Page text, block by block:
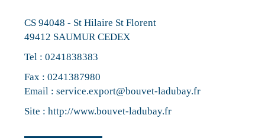
CS 94048 - St Hilaire St Florent
49412 SAUMUR CEDEX
Tel :0241838383
Fax : 0241387980
Email :service.export@bouvet-ladubay.fr
Site :http://www.bouvet-ladubay.fr